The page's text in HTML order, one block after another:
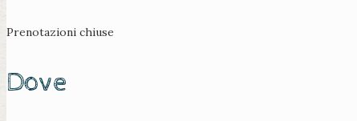
Prenotazioni chiuse
Dove